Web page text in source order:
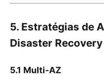
5. Estratégias de
Disaster Recovery
5.1 Multi-AZ